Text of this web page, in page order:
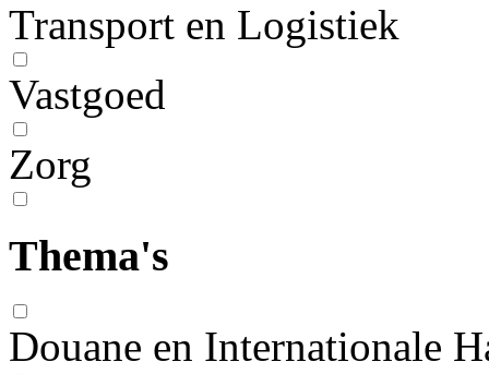
Transport en Logistiek
Vastgoed
Zorg
Thema's
Douane en Internationale